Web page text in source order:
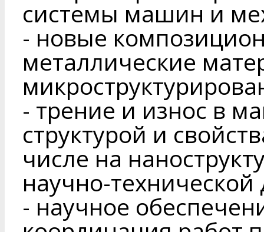
системы машин и
- новые
металлические
- трение и износ в
структурой и
числе на
научно-технической
- научное